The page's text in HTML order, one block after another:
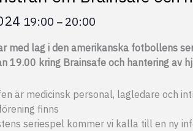
19:00 – 20:00
med lag i den amerikanska fotbollens
19.00 kring Brainsafe och hantering av
är medicinsk personal, lagledare och
finns
seriespel kommer vi kalla till en ny